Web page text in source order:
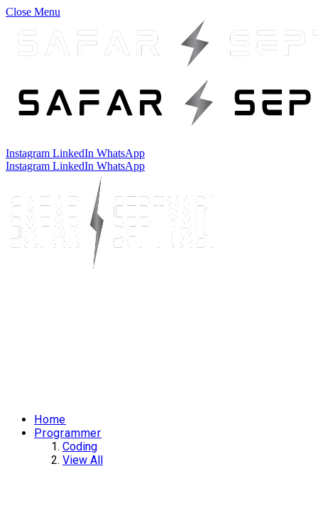
Close Menu
Instagram LinkedIn WhatsApp
Instagram LinkedIn WhatsApp
Home
Programmer
Coding
View All